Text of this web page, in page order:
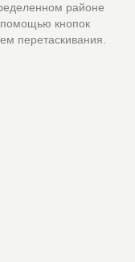
районе
кнопок
перетаскивания.